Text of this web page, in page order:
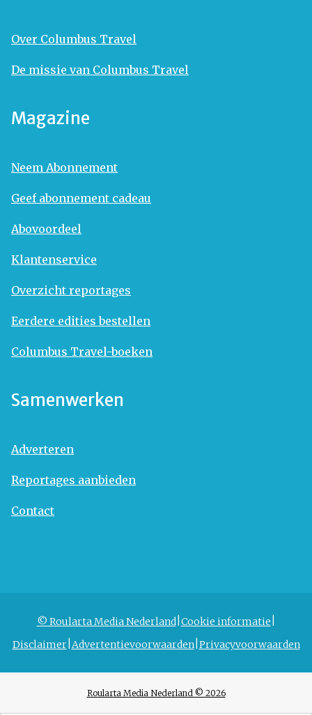
Over Columbus Travel
De missie van Columbus Travel
Magazine
Neem Abonnement
Geef abonnement cadeau
Abovoordeel
Klantenservice
Overzicht reportages
Eerdere edities bestellen
Columbus Travel-boeken
Samenwerken
Adverteren
Reportages aanbieden
Contact
© Roularta Media Nederland Cookie informatie
Disclaimer Advertentievoorwaarden Privacyvoorwaarden
Roularta Media Nederland © 2026